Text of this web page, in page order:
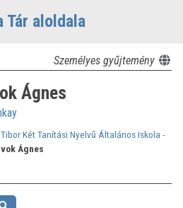
Tár aloldala
Személyes gyűjtemény
Ágnes
Két Tanítási Nyelvű Általános Iskola -
Ágnes